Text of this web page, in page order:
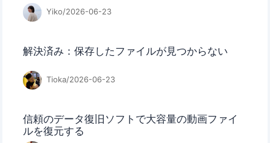
Yiko/2026-06-23
解決済み：保存したファイルが見つからない
Tioka/2026-06-23
信頼のデータ復旧ソフトで大容量の動画ファイ
ルを復元する